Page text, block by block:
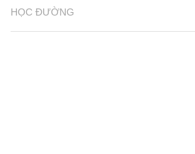
HỌC ĐƯỜNG